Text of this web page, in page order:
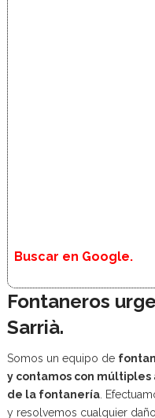
Buscar en Google.
Fontaneros
Sarrià.
Somos un equipo de
y contamos con
de la fontanería.
y resolvemos cualquier